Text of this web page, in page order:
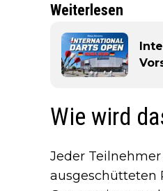
Weiterlesen
Wie wird
Jeder
ausgeschütteten